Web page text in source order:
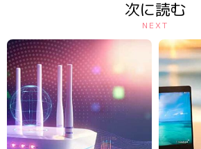
次に読む
NEXT